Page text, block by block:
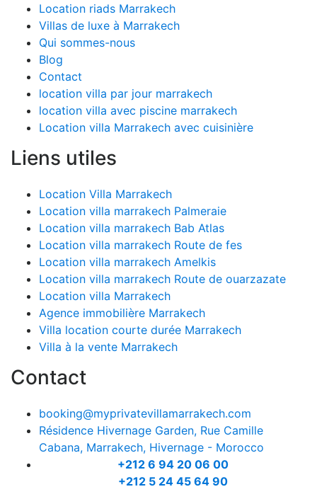
Location riads Marrakech
Villas de luxe à Marrakech
Qui sommes-nous
Blog
Contact
location villa par jour marrakech
location villa avec piscine marrakech
Location villa Marrakech avec cuisinière
Liens utiles
Location Villa Marrakech
Location villa marrakech Palmeraie
Location villa marrakech Bab Atlas
Location villa marrakech Route de fes
Location villa marrakech Amelkis
Location villa marrakech Route de ouarzazate
Location villa Marrakech
Agence immobilière Marrakech
Villa location courte durée Marrakech
Villa à la vente Marrakech
Contact
booking@myprivatevillamarrakech.com
Résidence Hivernage Garden, Rue Camille
Cabana, Marrakech, Hivernage - Morocco
+212 6 94 20 06 00
+212 5 24 45 64 90